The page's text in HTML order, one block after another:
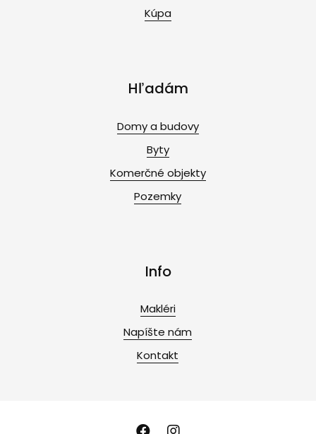
Kúpa
Hľadám
Domy a budovy
Byty
Komerčné objekty
Pozemky
Info
Makléri
Napíšte nám
Kontakt